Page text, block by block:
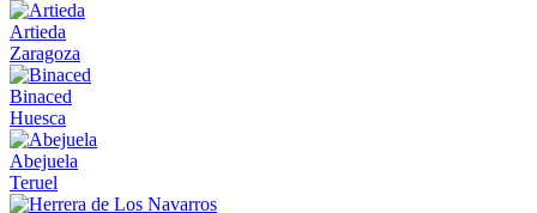
Artieda
Zaragoza
Binaced
Huesca
Abejuela
Teruel